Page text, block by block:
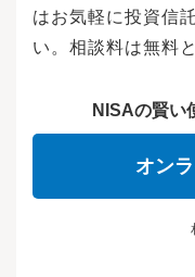
はお気軽に投資信
い。相談料は無料
NISAの賢い
オン